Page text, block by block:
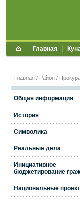
Главная
Главная / Район /
Общая информация
История
Символика
Реальные дела
Инициативное
бюджетирование
Национальные